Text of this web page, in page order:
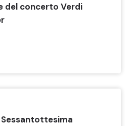
del concerto Verdi